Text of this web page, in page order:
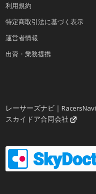
利用規約
特定商取引法に基づく表示
運営者情報
出資・業務提携
レーサーズナビ｜RacersNavi
スカイドア合同会社